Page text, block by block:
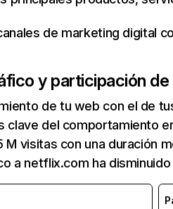
de marketing digital
y participación
de tu web con el de
clave del comportamiento
M visitas con una duración
a netflix.com ha